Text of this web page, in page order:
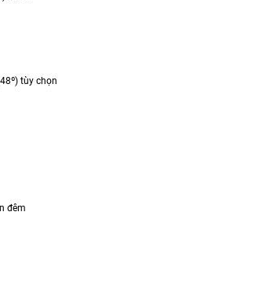
tùy chọn
đêm